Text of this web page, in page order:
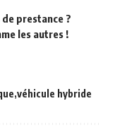
prestance ?
les autres !
véhicule hybride